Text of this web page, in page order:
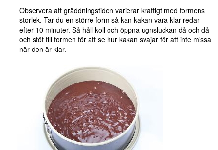
Observera att gräddningstiden varierar kraftigt med formens
storlek. Tar du en större form så kan kakan vara klar redan
efter 10 minuter. Så håll koll och öppna ugnsluckan då och då
och stöt till formen för att se hur kakan svajar för att inte missa
när den är klar.